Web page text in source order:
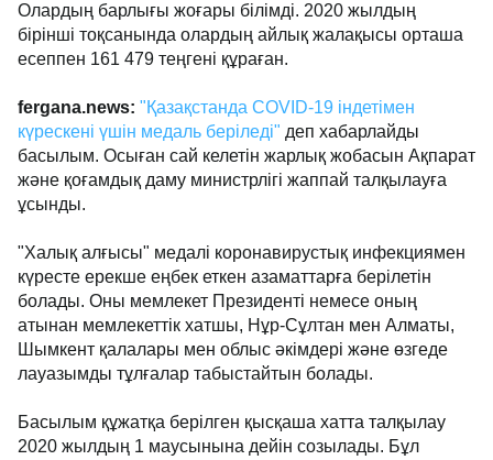
Олардың барлығы жоғары білімді. 2020 жылдың
бірінші тоқсанында олардың айлық жалақысы орташа
есеппен 161 479 теңгені құраған.
fergana.news: "Қазақстанда COVID-19 індетімен
күрескені үшін медаль беріледі" деп хабарлайды
басылым. Осыған сай келетін жарлық жобасын Ақпарат
және қоғамдық даму министрлігі жаппай талқылауға
ұсынды.
"Халық алғысы" медалі коронавирустық инфекциямен
күресте ерекше еңбек еткен азаматтарға берілетін
болады. Оны мемлекет Президенті немесе оның
атынан мемлекеттік хатшы, Нұр-Сұлтан мен Алматы,
Шымкент қалалары мен облыс әкімдері және өзгеде
лауазымды тұлғалар табыстайтын болады.
Басылым құжатқа берілген қысқаша хатта талқылау
2020 жылдың 1 маусынына дейін созылады. Бұл